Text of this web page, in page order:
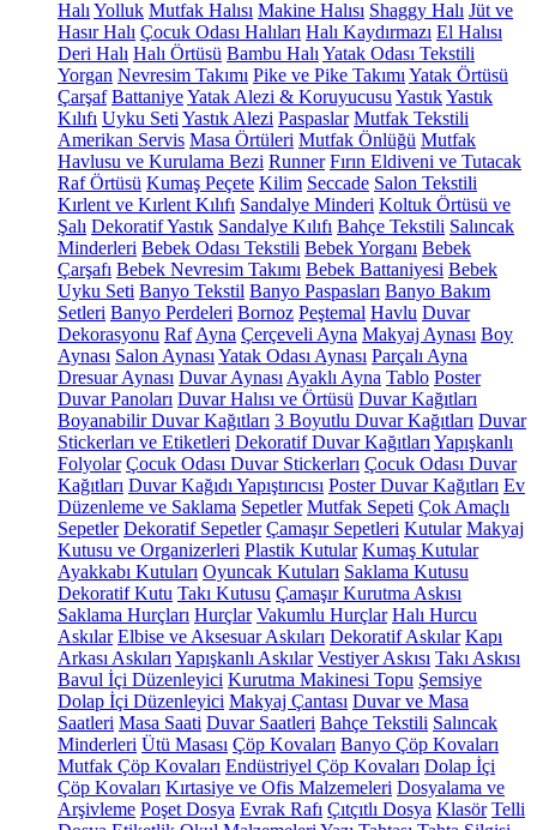
Halı Yolluk Mutfak Halısı Makine Halısı Shaggy Halı Jüt ve
Hasır Halı Çocuk Odası Halıları Halı Kaydırmazı El Halısı
Deri Halı Halı Örtüsü Bambu Halı Yatak Odası Tekstili
Yorgan Nevresim Takımı Pike ve Pike Takımı Yatak Örtüsü
Çarşaf BattaniyeYatak Alezi & Koruyucusu YastıkYastık
Kılıfı Uyku Seti Yastık Alezi Paspaslar Mutfak Tekstili
Amerikan Servis Masa Örtüleri Mutfak Önlüğü Mutfak
Havlusu ve Kurulama Bezi Runner Fırın Eldiveni ve Tutacak
Raf Örtüsü Kumaş Peçete Kilim Seccade Salon Tekstili
Kırlent ve Kırlent Kılıfı Sandalye Minderi Koltuk Örtüsü ve
Şalı Dekoratif Yastık Sandalye Kılıfı Bahçe Tekstili Salıncak
Minderleri Bebek Odası Tekstili Bebek Yorganı Bebek
Çarşafı Bebek Nevresim Takımı Bebek Battaniyesi Bebek
Uyku Seti Banyo Tekstil Banyo Paspasları Banyo Bakım
Setleri Banyo Perdeleri Bornoz Peştemal Havlu Duvar
Dekorasyonu Raf Ayna Çerçeveli Ayna Makyaj Aynası Boy
Aynası Salon Aynası Yatak Odası Aynası Parçalı Ayna
Dresuar Aynası Duvar Aynası Ayaklı Ayna Tablo Poster
Duvar Panoları Duvar Halısı ve Örtüsü Duvar Kağıtları
Boyanabilir Duvar Kağıtları 3 Boyutlu Duvar Kağıtları Duvar
Stickerları ve Etiketleri Dekoratif Duvar Kağıtları Yapışkanlı
Folyolar Çocuk Odası Duvar Stickerları Çocuk Odası Duvar
Kağıtları Duvar Kağıdı Yapıştırıcısı Poster Duvar Kağıtları Ev
Düzenleme ve Saklama Sepetler Mutfak Sepeti Çok Amaçlı
Sepetler Dekoratif Sepetler Çamaşır Sepetleri Kutular Makyaj
Kutusu ve Organizerleri Plastik Kutular Kumaş Kutular
Ayakkabı Kutuları Oyuncak Kutuları Saklama Kutusu
Dekoratif Kutu Takı Kutusu Çamaşır Kurutma Askısı
Saklama Hurçları Hurçlar Vakumlu Hurçlar Halı Hurcu
Askılar Elbise ve Aksesuar Askıları Dekoratif Askılar Kapı
Arkası Askıları Yapışkanlı Askılar Vestiyer Askısı Takı Askısı
Bavul İçi Düzenleyici Kurutma Makinesi Topu Şemsiye
Dolap İçi Düzenleyici Makyaj Çantası Duvar ve Masa
Saatleri Masa Saati Duvar Saatleri Bahçe Tekstili Salıncak
Minderleri Ütü Masası Çöp Kovaları Banyo Çöp Kovaları
Mutfak Çöp Kovaları Endüstriyel Çöp Kovaları Dolap İçi
Çöp Kovaları Kırtasiye ve Ofis Malzemeleri Dosyalama ve
Arşivleme Poşet Dosya Evrak Rafı Çıtçıtlı Dosya Klasör Telli